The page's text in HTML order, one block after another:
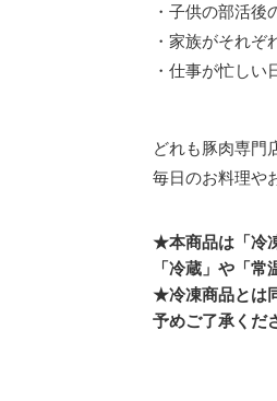
・子供の部活後
・家族がそれぞ
・仕事が忙しい
どれも豚肉専門
毎日のお料理や
★本商品は「冷
「冷蔵」や「
★冷凍商品とは
予めご了承くだ